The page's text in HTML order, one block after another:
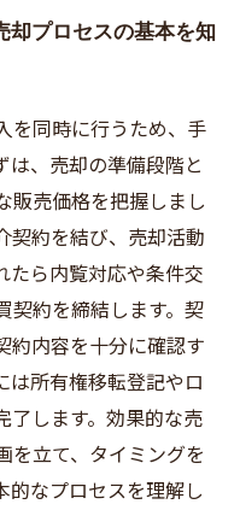
の不動産売却全体
替え時に知ってお
却プロセスの基本を知
を同時に行うため、手
は、売却の準備段階と
販売価格を把握しまし
契約を結び、売却活動
たら内覧対応や条件交
契約を締結します。契
約内容を十分に確認す
は所有権移転登記やロ
了します。効果的な売
を立て、タイミングを
的なプロセスを理解し